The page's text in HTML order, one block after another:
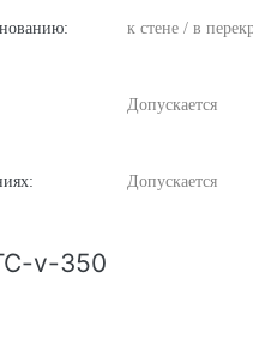
к стене / в
Допускается
Допускается
v-350